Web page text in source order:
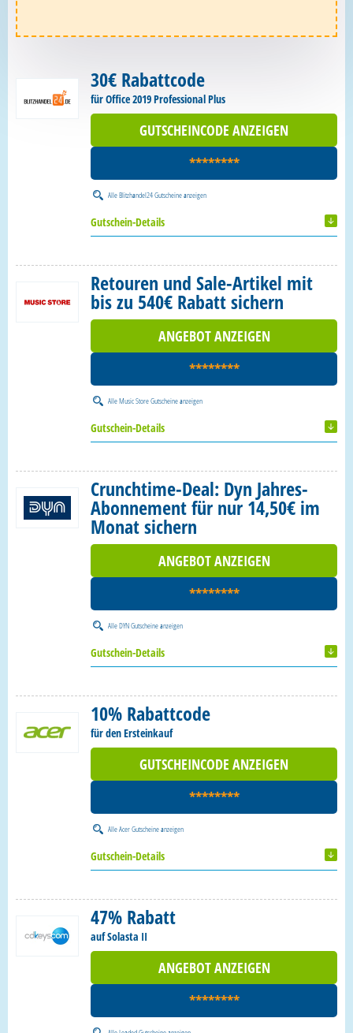
30€ Rabattcode
für Office 2019 Professional Plus
GUTSCHEINCODE ANZEIGEN
********
AlleBlitzhandel24 Gutscheineanzeigen
Gutschein-Details
Retouren und Sale-Artikel mit
bis zu 540€ Rabatt sichern
ANGEBOT ANZEIGEN
********
AlleMusic Store Gutscheineanzeigen
Gutschein-Details
Crunchtime-Deal: Dyn Jahres-
Abonnement für nur 14,50€ im
Monat sichern
ANGEBOT ANZEIGEN
********
AlleDYN Gutscheineanzeigen
Gutschein-Details
10% Rabattcode
für den Ersteinkauf
GUTSCHEINCODE ANZEIGEN
********
AlleAcer Gutscheineanzeigen
Gutschein-Details
47% Rabatt
auf Solasta II
ANGEBOT ANZEIGEN
********